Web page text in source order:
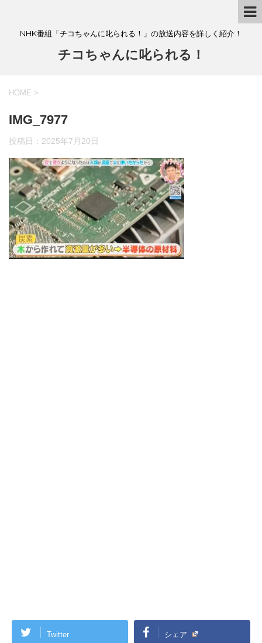
NHK番組「チコちゃんに叱られる！」の放送内容を詳しく紹介！
チコちゃんに叱られる！
HOME >
IMG_7977
投稿日： 2025年7月20日
Twitter シェア